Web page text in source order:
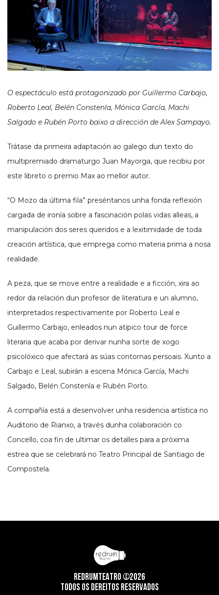
O espectáculo está protagonizado por Guillermo Carbajo,
Roberto Leal, Belén Constenla, Mónica García, Machi
Salgado e Rubén Porto baixo a dirección de Alex Sampayo.
Trátase da primeira adaptación ao galego dun texto do
multipremiado dramaturgo Juan Mayorga, que recibiu por
este libreto o premio Max ao mellor autor.
“O Mozo da última fila” preséntanos unha fonda reflexión
cargada de ironía sobre a fascinación polas vidas alleas, a
manipulación dos seres queridos e a lexitimidade de toda
creación artística, que emprega como materia prima a nosa
realidade.
A peza, que se move entre a realidade e a ficción, xira ao
redor da relación dun profesor de literatura e un alumno,
interpretados respectivamente por Roberto Leal e
Guillermo Carbajo, enleados nun atípico tour de force
literaria que acaba por derivar nunha sorte de xogo
psicolóxico que afectará as súas contornas persoais. Xunto a
Carbajo e Leal, subirán a escena Mónica García, Machi
Salgado, Belén Constenla e Rubén Porto.
A compañía está a desenvolver unha residencia artística no
Auditorio de Rianxo, a través dunha colaboración co
Concello, coa fin de ultimar os detalles para a próxima
estrea que se celebrará no Teatro Principal de Santiago de
Compostela.
REDRUMTEATRO ©2026
TODOS OS DEREITOS RESERVADOS